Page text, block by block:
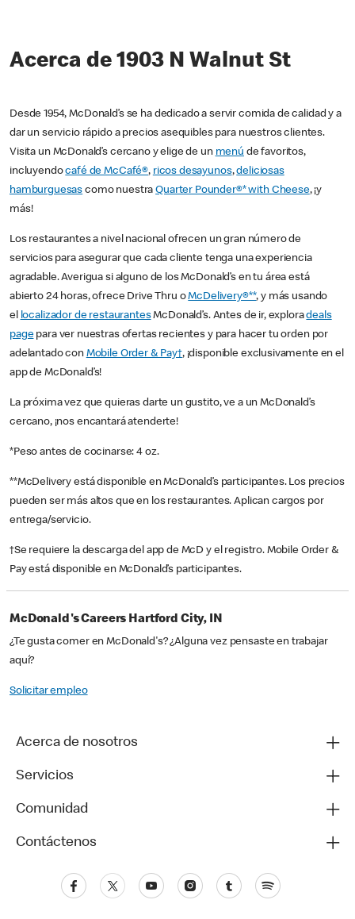
Acerca de 1903 N Walnut St
Desde 1954, McDonald’s se ha dedicado a servir comida de calidad y a
dar un servicio rápido a precios asequibles para nuestros clientes.
Visita un McDonald’s cercano y elige de un menú de favoritos,
incluyendocafé de McCafé®, ricos desayunos,deliciosas
hamburguesas como nuestraQuarter Pounder®* with Cheese, ¡y
más!
Los restaurantes a nivel nacional ofrecen un gran número de
servicios para asegurar que cada cliente tenga una experiencia
agradable. Averigua si alguno de los McDonald’s en tu área está
abierto 24 horas, ofrece Drive Thru oMcDelivery®**, y más usando
el localizador de restaurantesMcDonald’s. Antes de ir, exploradeals
pagepara ver nuestras ofertas recientes y para hacer tu orden por
adelantado con Mobile Order & Pay†, ¡disponible exclusivamente en el
app de McDonald’s!
La próxima vez que quieras darte un gustito, ve a un McDonald’s
cercano, ¡nos encantará atenderte!
*Peso antes de cocinarse: 4 oz.
**McDelivery está disponible en McDonald’s participantes. Los precios
pueden ser más altos que en los restaurantes. Aplican cargos por
entrega/servicio.
†Se requiere la descarga del app de McD y el registro. Mobile Order &
Pay está disponible en McDonald’s participantes.
McDonald's Careers Hartford City, IN
¿Te gusta comer en McDonald's? ¿Alguna vez pensaste en trabajar
aquí?
Solicitar empleo
Acerca de nosotros
Servicios
Comunidad
Contáctenos